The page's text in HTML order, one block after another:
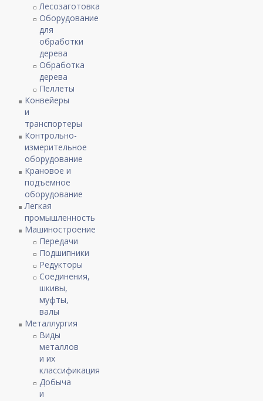
Лесозаготовка
Оборудование
для
обработки
дерева
Обработка
дерева
Пеллеты
Конвейеры
и
транспортеры
Контрольно-
измерительное
оборудование
Крановое и
подъемное
оборудование
Легкая
промышленность
Машиностроение
Передачи
Подшипники
Редукторы
Соединения,
шкивы,
муфты,
валы
Металлургия
Виды
металлов
и их
классификация
Добыча
и